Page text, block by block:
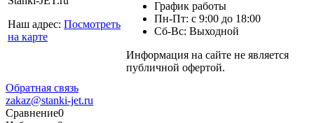
Наш адрес: Посмотреть
на карте
График работы
Пн-Пт: с 9:00 до 18:00
Сб-Вс: Выходной
Информация на сайте не является
публичной офертой.
Обратная связь
zakaz@stanki-jet.ru
Сравнение0